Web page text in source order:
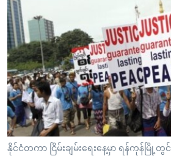
ကြည့်
ရန်
ပင်မ
အ
ညွန်း
စာမျက်နှာ
သို့
ကျော်
ကြည့်
အမေရိကန်သုံးအီဒီယံ
မကြေးမုံရဲ့ အင်္ဂလိပ်စာ
ရုပ်ရှင်ထဲက အင်္ဂလိပ်စာ
သုတပဒေသာ အင်္ဂလိပ်စာ
အပတ်စဉ်ကဏ္ဍများ
ရေဒီယို
တီဗွီ
ရေဒီယိုနှင့်ရုပ်သံ အချက်အလက်များ
ရေဒီယို/တီဗွီအစီအစဉ်
Learning English
ဗွီအိုအေ လူမှုကွန်ယက်များ
နိုင်ငံတကာ ငြိမ်းချမ်းရေးနေ့မှာ ရန်ကုန်မြို့